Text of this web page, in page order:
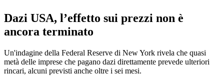
Dazi USA, l’effetto sui prezzi non è
ancora terminato
Un'indagine della Federal Reserve di New York rivela che quasi
metà delle imprese che pagano dazi direttamente prevede ulteriori
rincari, alcuni previsti anche oltre i sei mesi.